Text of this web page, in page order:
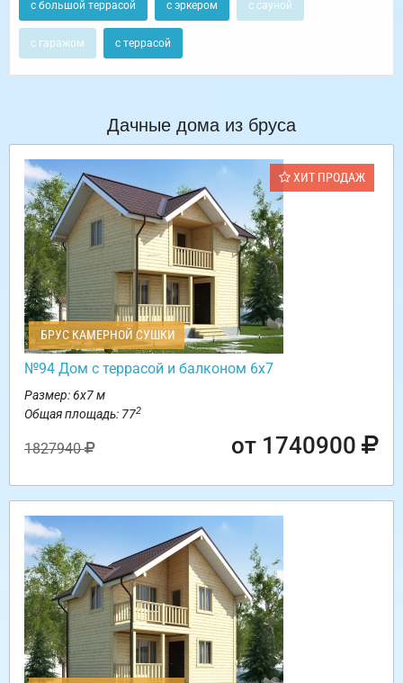
с большой террасой с эркером с сауной
с гаражом с террасой
Дачные дома из бруса
ХИТ ПРОДАЖ
БРУС КАМЕРНОЙ СУШКИ
№94 Дом с террасой и балконом 6х7
Размер: 6х7 м
Общая площадь: 772
1827940 от 1740900